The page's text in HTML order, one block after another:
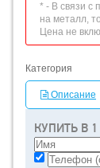
КУПИТЬ В
* - В связи с
на металл,
Цена не
Категория
Описание